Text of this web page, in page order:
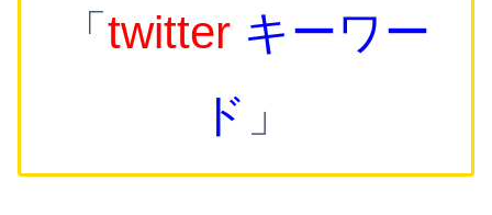
「 twitter キーワー
ド 」